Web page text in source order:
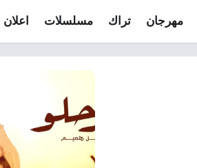
مهرجان تراك مسلسلات اعلان